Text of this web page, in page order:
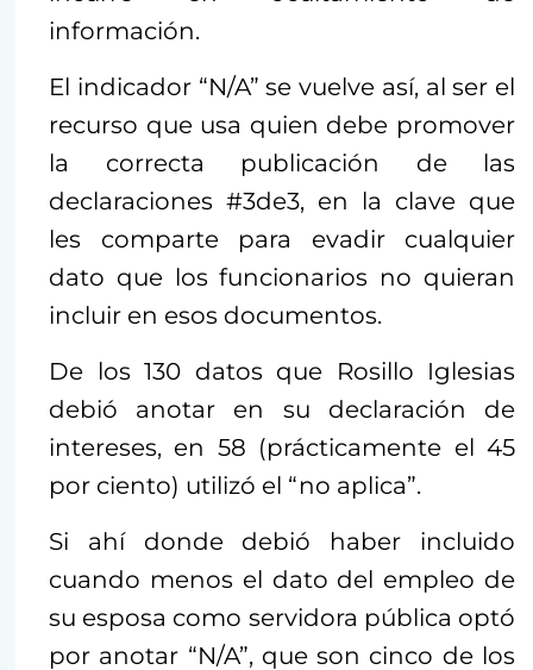
información.
El indicador “N/A” se vuelve así, al ser el
recurso que usa quien debe promover
la correcta publicación de las
declaraciones #3de3, en la clave que
les comparte para evadir cualquier
dato que los funcionarios no quieran
incluir en esos documentos.
De los 130 datos que Rosillo Iglesias
debió anotar en su declaración de
intereses, en 58 (prácticamente el 45
por ciento) utilizó el “no aplica”.
Si ahí donde debió haber incluido
cuando menos el dato del empleo de
su esposa como servidora pública optó
por anotar “N/A”, que son cinco de los